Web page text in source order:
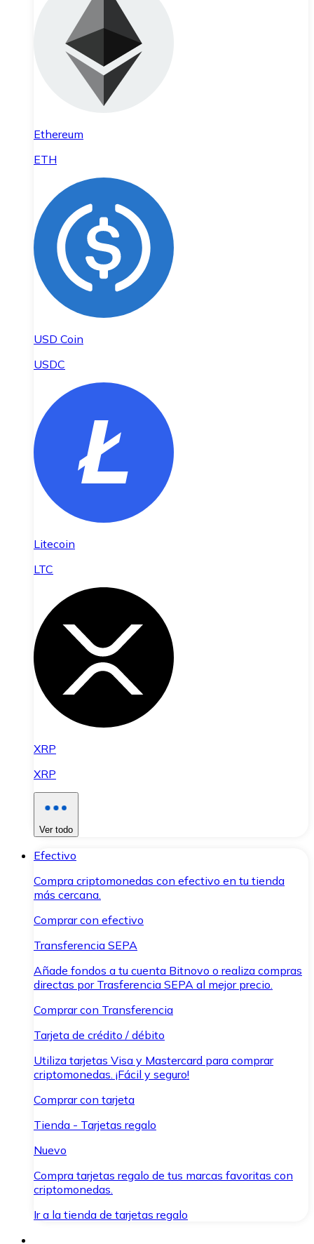
Ethereum
ETH
USD Coin
USDC
Litecoin
LTC
XRP
XRP
Ver todo
Efectivo
Compra criptomonedas con efectivo en tu tienda
más cercana.
Comprar con efectivo
Transferencia SEPA
Añade fondos a tu cuenta Bitnovo o realiza compras
directas por Trasferencia SEPA al mejor precio.
Comprar con Transferencia
Tarjeta de crédito / débito
Utiliza tarjetas Visa y Mastercard para comprar
criptomonedas. ¡Fácil y seguro!
Comprar con tarjeta
Tienda - Tarjetas regalo
Nuevo
Compra tarjetas regalo de tus marcas favoritas con
criptomonedas.
Ir a la tienda de tarjetas regalo